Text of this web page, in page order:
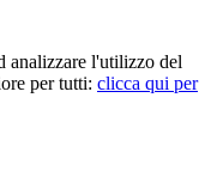
analizzare l'utilizzo del
per tutti: clicca qui per